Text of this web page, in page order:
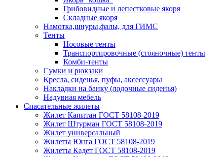
Грибовидные и лепестковые якоря
Складные якоря
Намотка,шнуры,фалы, для ГИМС
Тенты
Носовые тенты
Транспортировочные (стояночные) тенты
Комби-тенты
Сумки и рюкзаки
Кресла, сиденья, пуфы, аксессуары
Накладки на банку (лодочные сиденья)
Надувная мебель
Спасательные жилеты
Жилет Капитан ГОСТ 58108-2019
Жилет Штурман ГОСТ 58108-2019
Жилет универсальный
Жилеты Юнга ГОСТ 58108-2019
Жилеты Кадет ГОСТ 58108-2019